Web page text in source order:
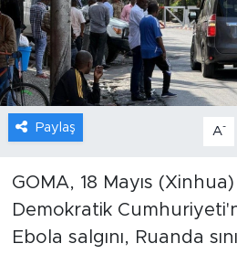
Paylaş A-
GOMA, 18 Mayıs
Demokratik
Ebola salgını, Ruanda
Gündem
Video
Sağlık
Xinhua
Xinhua Türkiye